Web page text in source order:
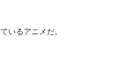
いるアニメだ。